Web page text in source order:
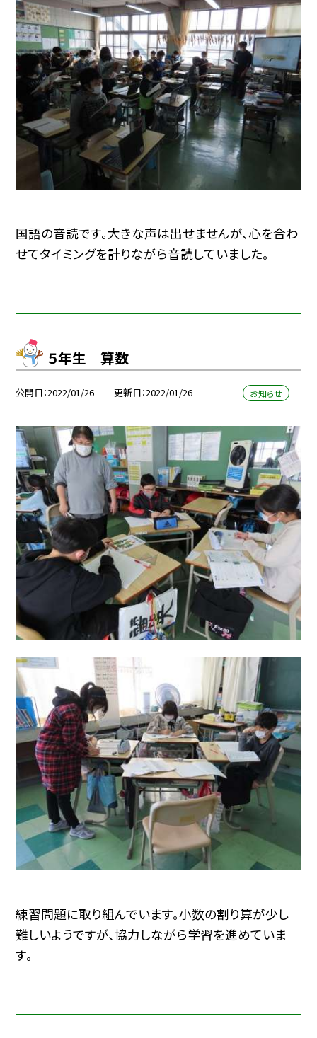
国語の音読です。大きな声は出せませんが、心を合わ
せてタイミングを計りながら音読していました。
５年生 算数
公開日 2022/01/26 更新日 2022/01/26 お知らせ
練習問題に取り組んでいます。小数の割り算が少し
難しいようですが、協力しながら学習を進めていま
す。